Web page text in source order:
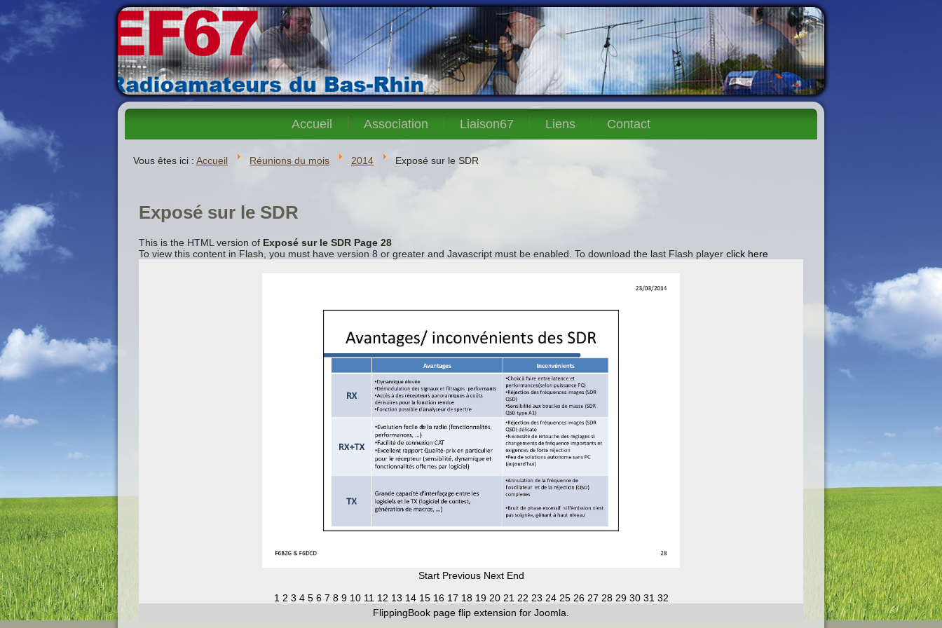
Accueil Association Liaison67 Liens Contact
Vous êtes ici : Accueil Réunions du mois 2014 Exposé sur le SDR
Exposé sur le SDR
This is the HTML version of Exposé sur le SDR Page 28
To view this content in Flash, you must have version 8 or greater and Javascript must be enabled. To download the last Flash player click here
Start Previous Next End
1 2 3 4 5 6 7 8 9 10 11 12 13 14 15 16 17 18 19 20 21 22 23 24 25 26 27 28 29 30 31 32
FlippingBook page flip extension for Joomla.